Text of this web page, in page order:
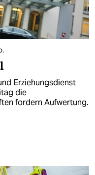
Erziehungsdienst
die
fordern Aufwertung.